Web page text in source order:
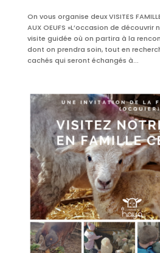
On vous organise deux VISITES
AUX OEUFS »L’occasion de
visite guidée où on partira à la
dont on prendra soin, tout en
cachés qui seront échangés à...